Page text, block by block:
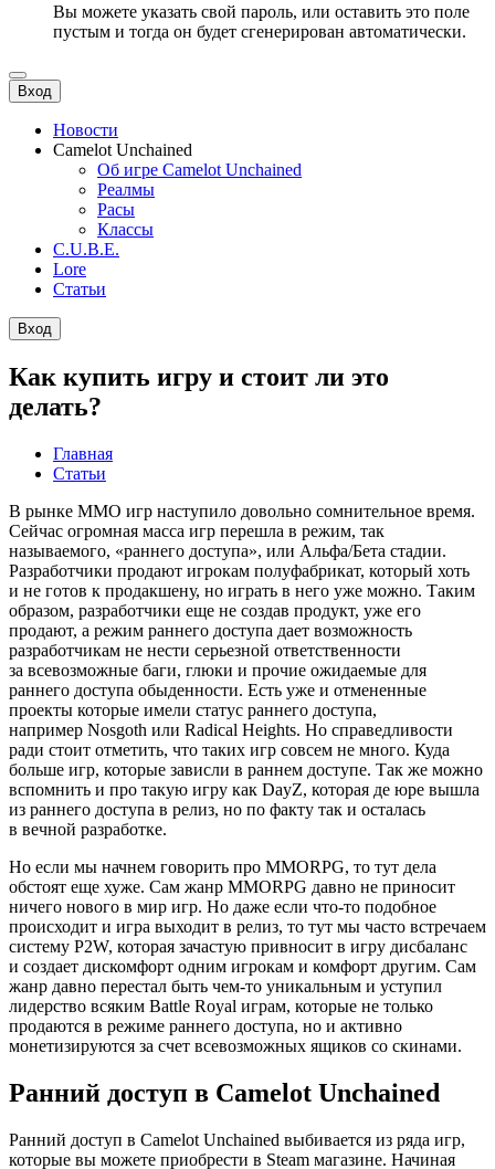
Вы можете указать свой пароль, или оставить это поле
пустым и тогда он будет сгенерирован автоматически.
Вход
Новости
Camelot Unchained
Об игре Camelot Unchained
Реалмы
Расы
Классы
C.U.B.E.
Lore
Статьи
Вход
Как купить игру и стоит ли это
делать?
Главная
Статьи
В рынке ММО игр наступило довольно сомнительное время.
Сейчас огромная масса игр перешла в режим, так
называемого, «раннего доступа», или Альфа/Бета стадии.
Разработчики продают игрокам полуфабрикат, который хоть
и не готов к продакшену, но играть в него уже можно. Таким
образом, разработчики еще не создав продукт, уже его
продают, а режим раннего доступа дает возможность
разработчикам не нести серьезной ответственности
за всевозможные баги, глюки и прочие ожидаемые для
раннего доступа обыденности. Есть уже и отмененные
проекты которые имели статус раннего доступа,
например Nosgoth или Radical Heights. Но справедливости
ради стоит отметить, что таких игр совсем не много. Куда
больше игр, которые зависли в раннем доступе. Так же можно
вспомнить и про такую игру как DayZ, которая де юре вышла
из раннего доступа в релиз, но по факту так и осталась
в вечной разработке.
Но если мы начнем говорить про MMORPG, то тут дела
обстоят еще хуже. Сам жанр MMORPG давно не приносит
ничего нового в мир игр. Но даже если что-то подобное
происходит и игра выходит в релиз, то тут мы часто встречаем
систему P2W, которая зачастую привносит в игру дисбаланс
и создает дискомфорт одним игрокам и комфорт другим. Сам
жанр давно перестал быть чем-то уникальным и уступил
лидерство всяким Battle Royal играм, которые не только
продаются в режиме раннего доступа, но и активно
монетизируются за счет всевозможных ящиков со скинами.
Ранний доступ в Camelot Unchained
Ранний доступ в Camelot Unchained выбивается из ряда игр,
которые вы можете приобрести в Steam магазине. Начиная